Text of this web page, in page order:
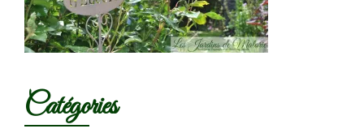
Catégories